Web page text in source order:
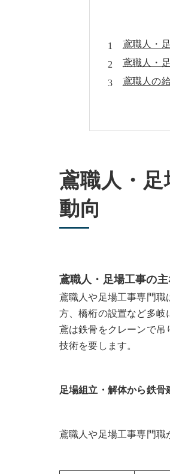
鳶職人・
鳶職人・
鳶職人の
会社概要
関連エリア
鳶職人・
動向
鳶職人・足場工事の
鳶職人や足場工事専門職
方、橋桁の設置など多岐
鳶は鉄骨をクレーンで吊
技術を要します。
足場組立・解体から鉄骨
鳶職人や足場工事専門職